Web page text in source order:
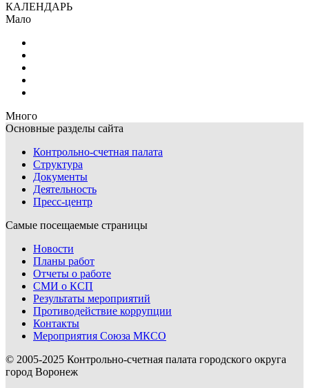
КАЛЕНДАРЬ
Мало
Много
Основные разделы сайта
Контрольно-счетная палата
Структура
Документы
Деятельность
Пресс-центр
Самые посещаемые страницы
Новости
Планы работ
Отчеты о работе
СМИ о КСП
Результаты мероприятий
Противодействие коррупции
Контакты
Мероприятия Союза МКСО
© 2005-2025 Контрольно-счетная палата городского округа
город Воронеж